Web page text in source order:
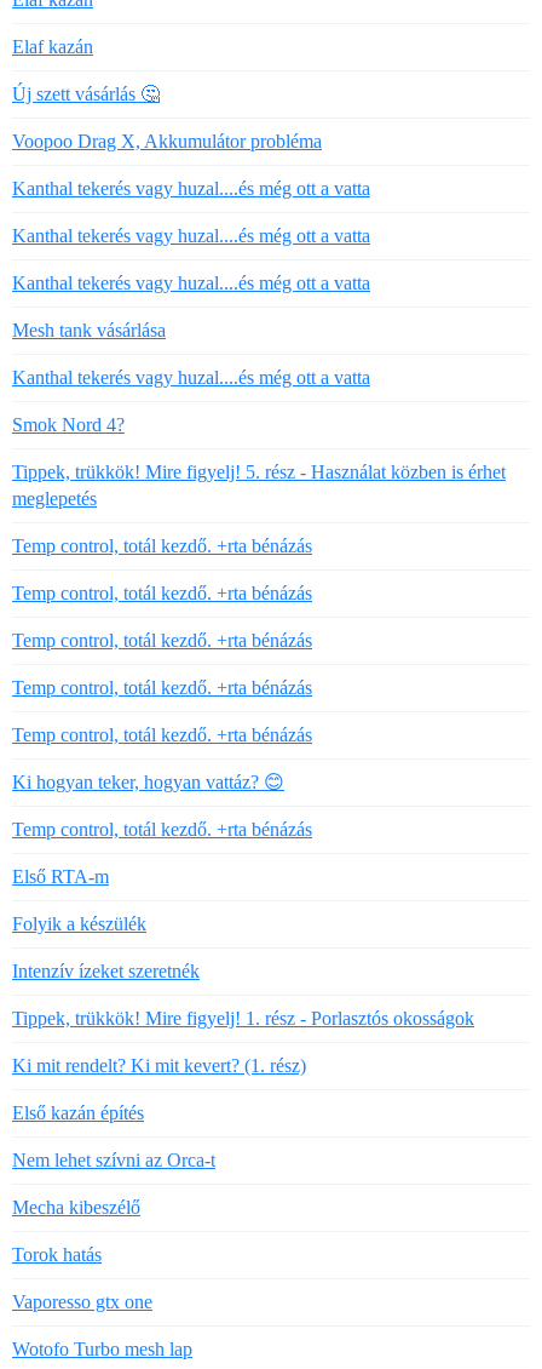
Elaf kazán
Új szett vásárlás 🤔
Voopoo Drag X, Akkumulátor probléma
Kanthal tekerés vagy huzal....és még ott a vatta
Kanthal tekerés vagy huzal....és még ott a vatta
Kanthal tekerés vagy huzal....és még ott a vatta
Mesh tank vásárlása
Kanthal tekerés vagy huzal....és még ott a vatta
Smok Nord 4?
Tippek, trükkök! Mire figyelj! 5. rész - Használat közben is érhet
meglepetés
Temp control, totál kezdő. +rta bénázás
Temp control, totál kezdő. +rta bénázás
Temp control, totál kezdő. +rta bénázás
Temp control, totál kezdő. +rta bénázás
Temp control, totál kezdő. +rta bénázás
Ki hogyan teker, hogyan vattáz? 😊
Temp control, totál kezdő. +rta bénázás
Első RTA-m
Folyik a készülék
Intenzív ízeket szeretnék
Tippek, trükkök! Mire figyelj! 1. rész - Porlasztós okosságok
Ki mit rendelt? Ki mit kevert? (1. rész)
Első kazán építés
Nem lehet szívni az Orca-t
Mecha kibeszélő
Torok hatás
Vaporesso gtx one
Wotofo Turbo mesh lap